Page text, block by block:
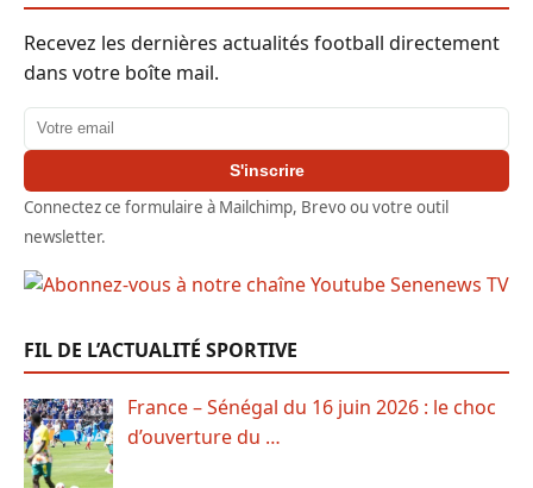
Recevez les dernières actualités football directement
dans votre boîte mail.
Adresse email
S'inscrire
Connectez ce formulaire à Mailchimp, Brevo ou votre outil
newsletter.
FIL DE L’ACTUALITÉ SPORTIVE
France – Sénégal du 16 juin 2026 : le choc
d’ouverture du …